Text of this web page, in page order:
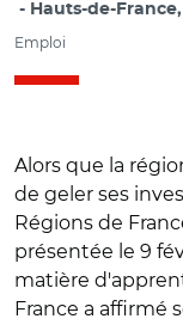
Hauts-de-
Emploi
Alors que la
de geler ses
Régions de
présentée le 9
matière
France a affirmé